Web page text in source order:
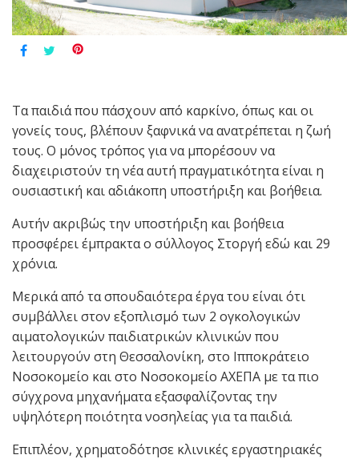
Τα παιδιά που πάσχουν από καρκίνο, όπως και οι
γονείς τους, βλέπουν ξαφνικά να ανατρέπεται η ζωή
τους. Ο μόνος τρόπος για να μπορέσουν να
διαχειριστούν τη νέα αυτή πραγματικότητα είναι η
ουσιαστική και αδιάκοπη υποστήριξη και βοήθεια.
Αυτήν ακριβώς την υποστήριξη και βοήθεια
προσφέρει έμπρακτα ο σύλλογος Στοργή εδώ και 29
χρόνια.
Μερικά από τα σπουδαιότερα έργα του είναι ότι
συμβάλλει στον εξοπλισμό των 2 ογκολογικών
αιματολογικών παιδιατρικών κλινικών που
λειτουργούν στη Θεσσαλονίκη, στο Ιπποκράτειο
Νοσοκομείο και στο Νοσοκομείο ΑΧΕΠΑ με τα πιο
σύγχρονα μηχανήματα εξασφαλίζοντας την
υψηλότερη ποιότητα νοσηλείας για τα παιδιά.
Επιπλέον, χρηματοδότησε κλινικές εργαστηριακές